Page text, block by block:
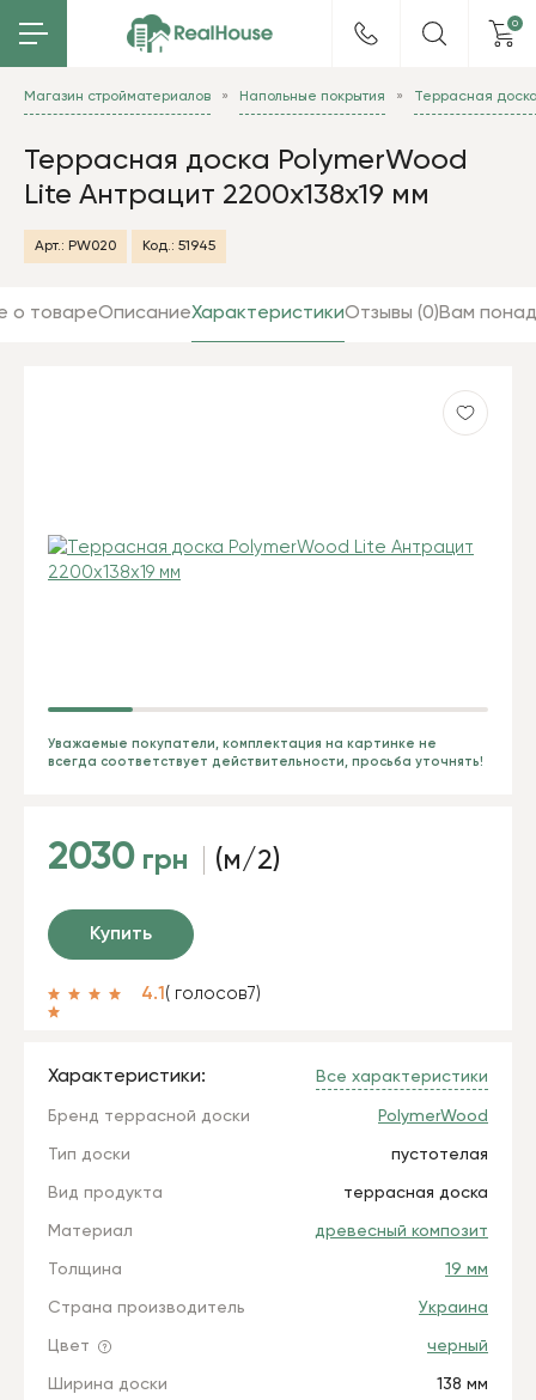
0
Магазин стройматериалов Напольные покрытия Террасная
Террасная доска PolymerWood
Lite Антрацит 2200х138х19 мм
Арт.: PW020 Код.: 51945
о товареОписаниеХарактеристикиОтзывы (0)Вам
Уважаемые покупатели, комплектация на картинке не
всегда соответствует действительности, просьба уточнять!
2030 грн (м/2)
Купить
4.1 ( голосов7)
Характеристики: Все характеристики
Бренд террасной доски PolymerWood
Тип доски пустотелая
Вид продукта террасная доска
Материал древесный композит
Толщина 19 мм
Страна производитель Украина
Цвет черный
Ширина доски 138 мм